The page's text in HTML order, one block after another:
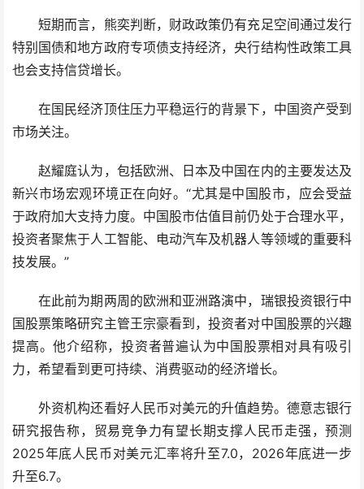
短期而言，熊奕判断，财政政策仍有充足空间通过发行
特别国债和地方政府专项债支持经济，央行结构性政策工具
也会支持信贷增长。
在国民经济顶住压力平稳运行的背景下，中国资产受到
市场关注。
赵耀庭认为，包括欧洲、日本及中国在内的主要发达及
新兴市场宏观环境正在向好。“尤其是中国股市，应会受益
于政府加大支持力度。中国股市估值目前仍处于合理水平，
投资者聚焦于人工智能、电动汽车及机器人等领域的重要科
技发展。”
在此前为期两周的欧洲和亚洲路演中，瑞银投资银行中
国股票策略研究主管王宗豪看到，投资者对中国股票的兴趣
提高。他介绍称，投资者普遍认为中国股票相对具有吸引
力，希望看到更可持续、消费驱动的经济增长。
外资机构还看好人民币对美元的升值趋势。德意志银行
研究报告称，贸易竞争力有望长期支撑人民币走强，预测
2025年底人民币对美元汇率将升至7.0，2026年底进一步
升至6.7。